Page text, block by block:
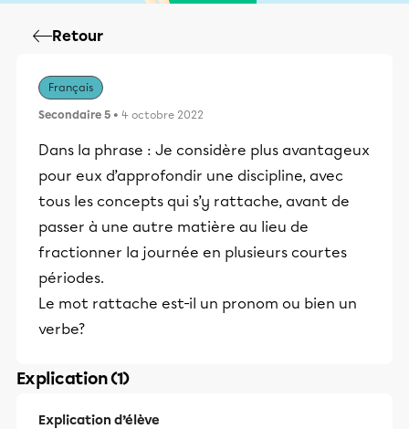
Retour
Français
Secondaire 5 • 4 octobre 2022
Dans la phrase : Je considère plus avantageux
pour eux d’approfondir une discipline, avec
tous les concepts qui s’y rattache, avant de
passer à une autre matière au lieu de
fractionner la journée en plusieurs courtes
périodes.
Le mot rattache est-il un pronom ou bien un
verbe?
Explication (1)
Explication d’élève